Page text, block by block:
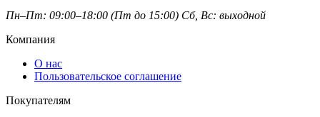
Пн–Пт: 09:00–18:00 (Пт до 15:00) Сб, Вс: выходной
Компания
О нас
Пользовательское соглашение
Покупателям